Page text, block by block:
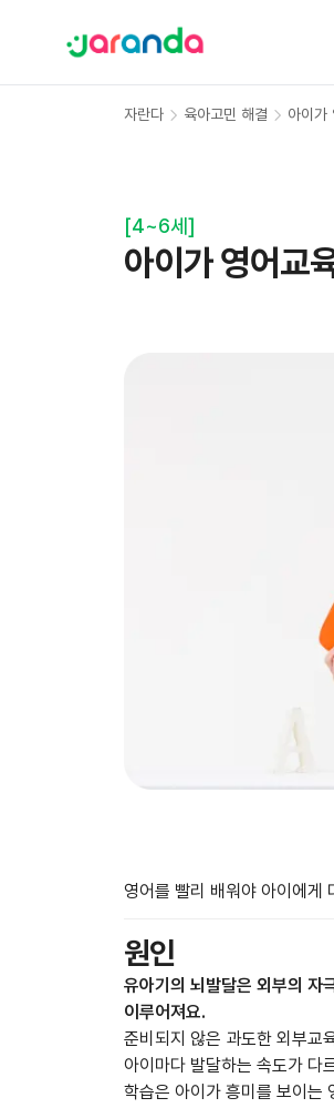
자란다 육아고민 해결 아이가
[4~6세 ]
아이가 영어교
영어를 빨리 배워야 아이에게
원인
유아기의 뇌발달은 외부의 자
이루어져요.
준비되지 않은 과도한 외부교
아이마다 발달하는 속도가 다
학습은 아이가 흥미를 보이는